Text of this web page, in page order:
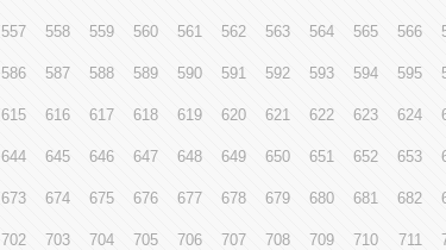
557 558 559 560 561 562 563 564 565 566
586 587 588 589 590 591 592 593 594 595
615 616 617 618 619 620 621 622 623 624
644 645 646 647 648 649 650 651 652 653
673 674 675 676 677 678 679 680 681 682
702 703 704 705 706 707 708 709 710 711